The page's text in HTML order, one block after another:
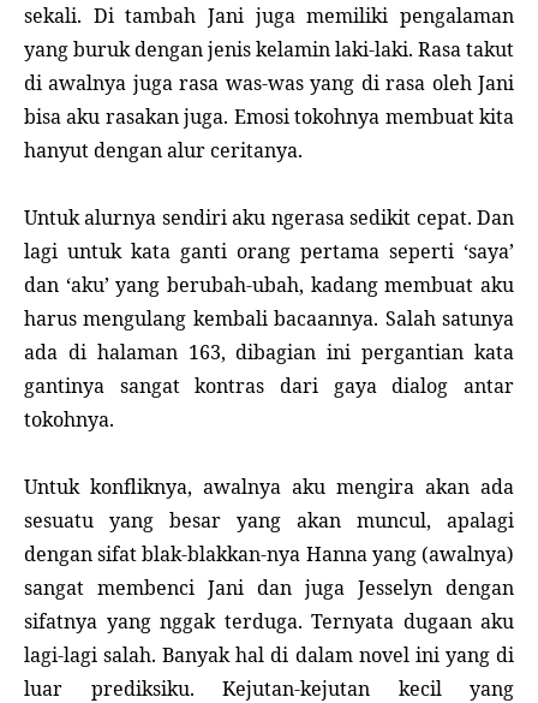
sekali. Di tambah Jani juga memiliki pengalaman
yang buruk dengan jenis kelamin laki-laki. Rasa takut
di awalnya juga rasa was-was yang di rasa oleh Jani
bisa aku rasakan juga. Emosi tokohnya membuat kita
hanyut dengan alur ceritanya.
Untuk alurnya sendiri aku ngerasa sedikit cepat. Dan
lagi untuk kata ganti orang pertama seperti ‘saya’
dan ‘aku’ yang berubah-ubah, kadang membuat aku
harus mengulang kembali bacaannya. Salah satunya
ada di halaman 163, dibagian ini pergantian kata
gantinya sangat kontras dari gaya dialog antar
tokohnya.
Untuk konfliknya, awalnya aku mengira akan ada
sesuatu yang besar yang akan muncul, apalagi
dengan sifat blak-blakkan-nya Hanna yang (awalnya)
sangat membenci Jani dan juga Jesselyn dengan
sifatnya yang nggak terduga. Ternyata dugaan aku
lagi-lagi salah. Banyak hal di dalam novel ini yang di
luar prediksiku. Kejutan-kejutan kecil yang